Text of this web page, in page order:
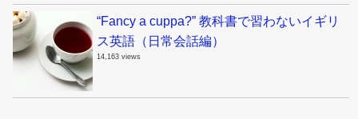
“Fancy a cuppa?” 教科書で習わないイギリ
ス英語（日常会話編）
14,163 views